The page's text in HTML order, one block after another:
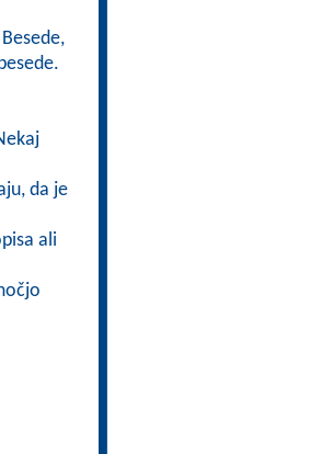
da je
ali